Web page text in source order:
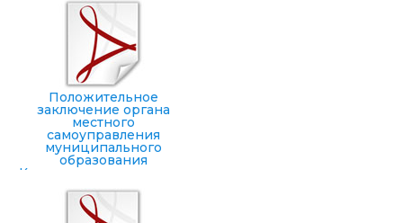
соответствующей
отрасли (сфере
управления), о
целесообразности
реализации
инвестиционного
проекта
Положительное
заключение органа
местного
самоуправления
муниципального
образования
Краснодарского края, на
планируется реализация
инвестиционного